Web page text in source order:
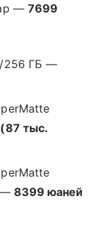
— 7699
256 ГБ —
тыс.
— 8399 юаней